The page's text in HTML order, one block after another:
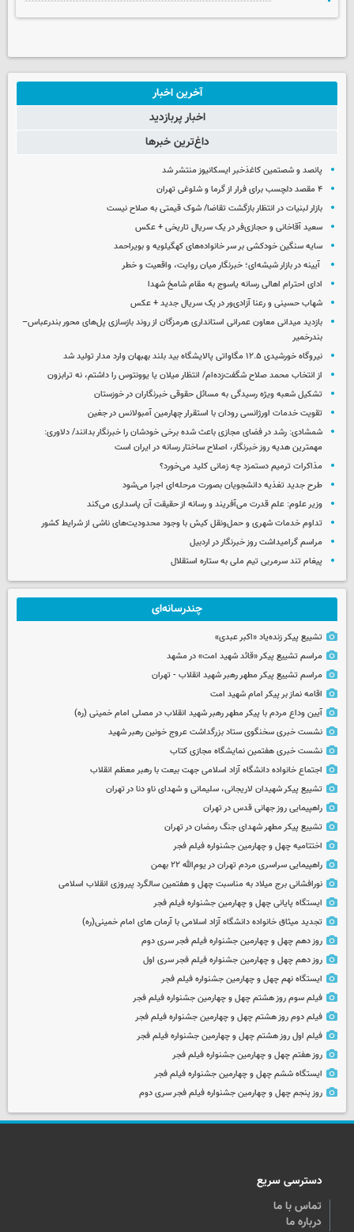
آخرین اخبار
اخبار پربازدید
داغ‌ترین خبرها
پانصد و شصتمین کاغذخبر ایسکانیوز منتشر شد
۴ مقصد دلچسب برای فرار از گرما و شلوغی تهران
بازار لبنیات در انتظار بازگشت تقاضا/ شوک قیمتی به صلاح نیست
سعید آقاخانی و حجازی‌فر در یک سریال تاریخی + عکس
سایه سنگین خودکشی بر سر خانواده‌های کهگیلویه و بویراحمد
آیینه در بازار شیشه‌ای؛ خبرنگار میان روایت، واقعیت و خطر
ادای احترام اهالی رسانه یاسوج به مقام شامخ شهدا
شهاب حسینی و رعنا آزادی‌ور در یک سریال جدید + عکس
بازدید میدانی معاون عمرانی استانداری هرمزگان از روند بازسازی پل‌های محور بندرعباس–
بندرخمیر
نیروگاه خورشیدی ۱۲.۵ مگاواتی پالایشگاه بید بلند بهبهان وارد مدار تولید شد
از انتخاب محمد صلاح شگفت‌زده‌ام/ انتظار میلان یا یوونتوس را داشتم، نه ترابزون
تشکیل شعبه ویژه رسیدگی به مسائل حقوقی خبرنگاران در خوزستان
تقویت خدمات اورژانسی رودان با استقرار چهارمین آمبولانس در جغین
شمشادی: رشد در فضای مجازی باعث شده برخی خودشان را خبرنگار بدانند/ دلاوری:
مهمترین هدیه‌ روز خبرنگار، اصلاح ساختار رسانه در ایران است
مذاکرات ترمیم دستمزد چه زمانی کلید می‌خورد؟
طرح جدید تغذیه دانشجویان بصورت مرحله‌ای اجرا می‌شود
وزیر علوم: علم قدرت می‌آفریند و رسانه از حقیقت آن پاسداری می‌کند
تداوم خدمات شهری و حمل‌ونقل کیش با وجود محدودیت‌های ناشی از شرایط کشور
مراسم گرامیداشت روز خبرنگار در اردبیل
پیغام تند سرمربی تیم ملی به ستاره استقلال
چندرسانه‌ای
تشییع پیکر زنده‌یاد «اکبر عبدی»
مراسم تشییع پیکر «قائد شهید امت» در مشهد
مراسم تشییع پیکر مطهر رهبر شهید انقلاب - تهران
اقامه نماز بر پیکر امام شهید امت
آیین وداع مردم با پیکر مطهر رهبر شهید انقلاب در مصلی امام خمینی (ره)
نشست خبری سخنگوی ستاد بزرگداشت عروج خونین رهبر شهید
نشست خبری هفتمین نمایشگاه مجازی کتاب
اجتماع خانواده دانشگاه آزاد اسلامی جهت بیعت با رهبر معظم انقلاب
تشییع پیکر شهیدان لاریجانی، سلیمانی و شهدای ناو دنا در تهران
راهپیمایی روز جهانی قدس در تهران
تشییع پیکر مطهر شهدای جنگ رمضان در تهران
اختتامیه چهل و چهارمین جشنواره فیلم فجر
راهپیمایی سراسری مردم تهران در یوم‌الله ۲۲ بهمن
نورافشانی برج میلاد به مناسبت چهل‌ و هفتمین سالگرد پیروزی انقلاب اسلامی
ایستگاه پایانی چهل و چهارمین جشنواره فیلم فجر
تجدید میثاق خانواده دانشگاه آزاد اسلامی با آرمان های امام خمینی(ره)
روز دهم چهل و چهارمین جشنواره فیلم فجر سری دوم
روز دهم چهل و چهارمین جشنواره فیلم فجر سری اول
ایستگاه نهم چهل و چهارمین جشنواره فیلم فجر
فیلم سوم روز هشتم چهل و چهارمین جشنواره فیلم فجر
فیلم دوم روز هشتم چهل و چهارمین جشنواره فیلم فجر
فیلم اول روز هشتم چهل و چهارمین جشنواره فیلم فجر
روز هفتم چهل و چهارمین جشنواره فیلم فجر
ایستگاه ششم چهل و چهارمین جشنواره فیلم فجر
روز پنجم چهل و چهارمین جشنواره فیلم فجر سری دوم
دسترسی سریع
تماس با ما
درباره ما